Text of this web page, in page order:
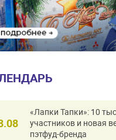
«Лапки Тапки»: 10
участников и новая
пэтфуд-бренда